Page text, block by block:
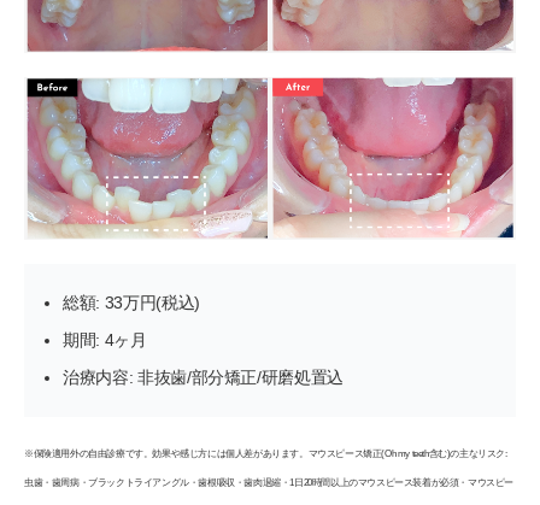
総額: 33万円(税込)
期間: 4ヶ月
治療内容: 非抜歯/部分矯正/研磨処置込
※保険適用外の自由診療です。効果や感じ方には個人差があります。マウスピース矯正(Oh my teeth含む)の主なリスク:
虫歯・歯周病・ブラックトライアングル・歯根吸収・歯肉退縮・1日20時間以上のマウスピース装着が必須・マウスピー